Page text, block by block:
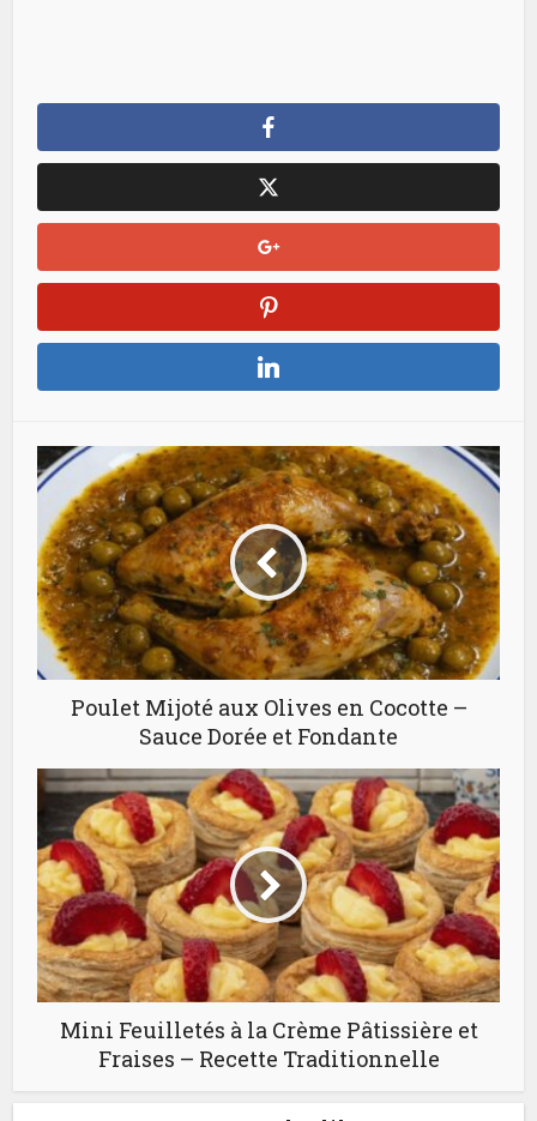
Poulet Mijoté aux Olives en Cocotte –
Sauce Dorée et Fondante
Mini Feuilletés à la Crème Pâtissière et
Fraises – Recette Traditionnelle